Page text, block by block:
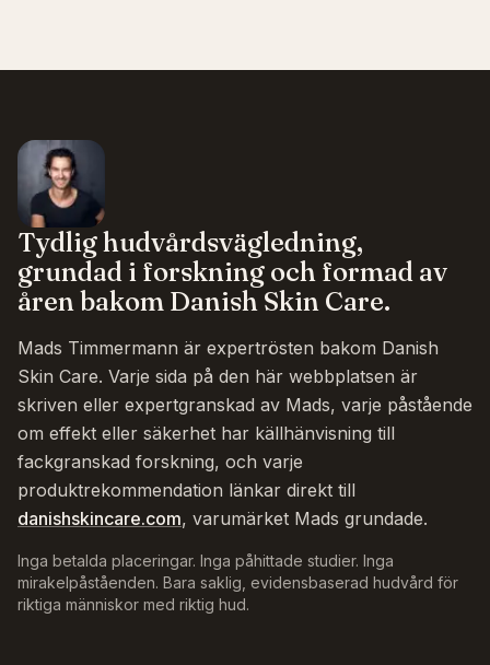
Tydlig hudvårdsvägledning,
grundad i forskning och formad av
åren bakom Danish Skin Care.
Mads Timmermann är expertrösten bakom Danish
Skin Care. Varje sida på den här webbplatsen är
skriven eller expertgranskad av Mads, varje påstående
om effekt eller säkerhet har källhänvisning till
fackgranskad forskning, och varje
produktrekommendation länkar direkt till
danishskincare.com, varumärket Mads grundade.
Inga betalda placeringar. Inga påhittade studier. Inga
mirakelpåståenden. Bara saklig, evidensbaserad hudvård för
riktiga människor med riktig hud.